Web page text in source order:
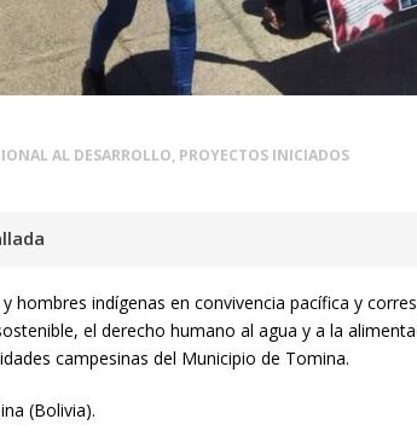
AL DESARROLLO, PROYECTOS INICIADOS
hombres indígenas en convivencia pacífica y
el derecho humano al agua y a la
campesinas del Municipio de Tomina.
(Bolivia).